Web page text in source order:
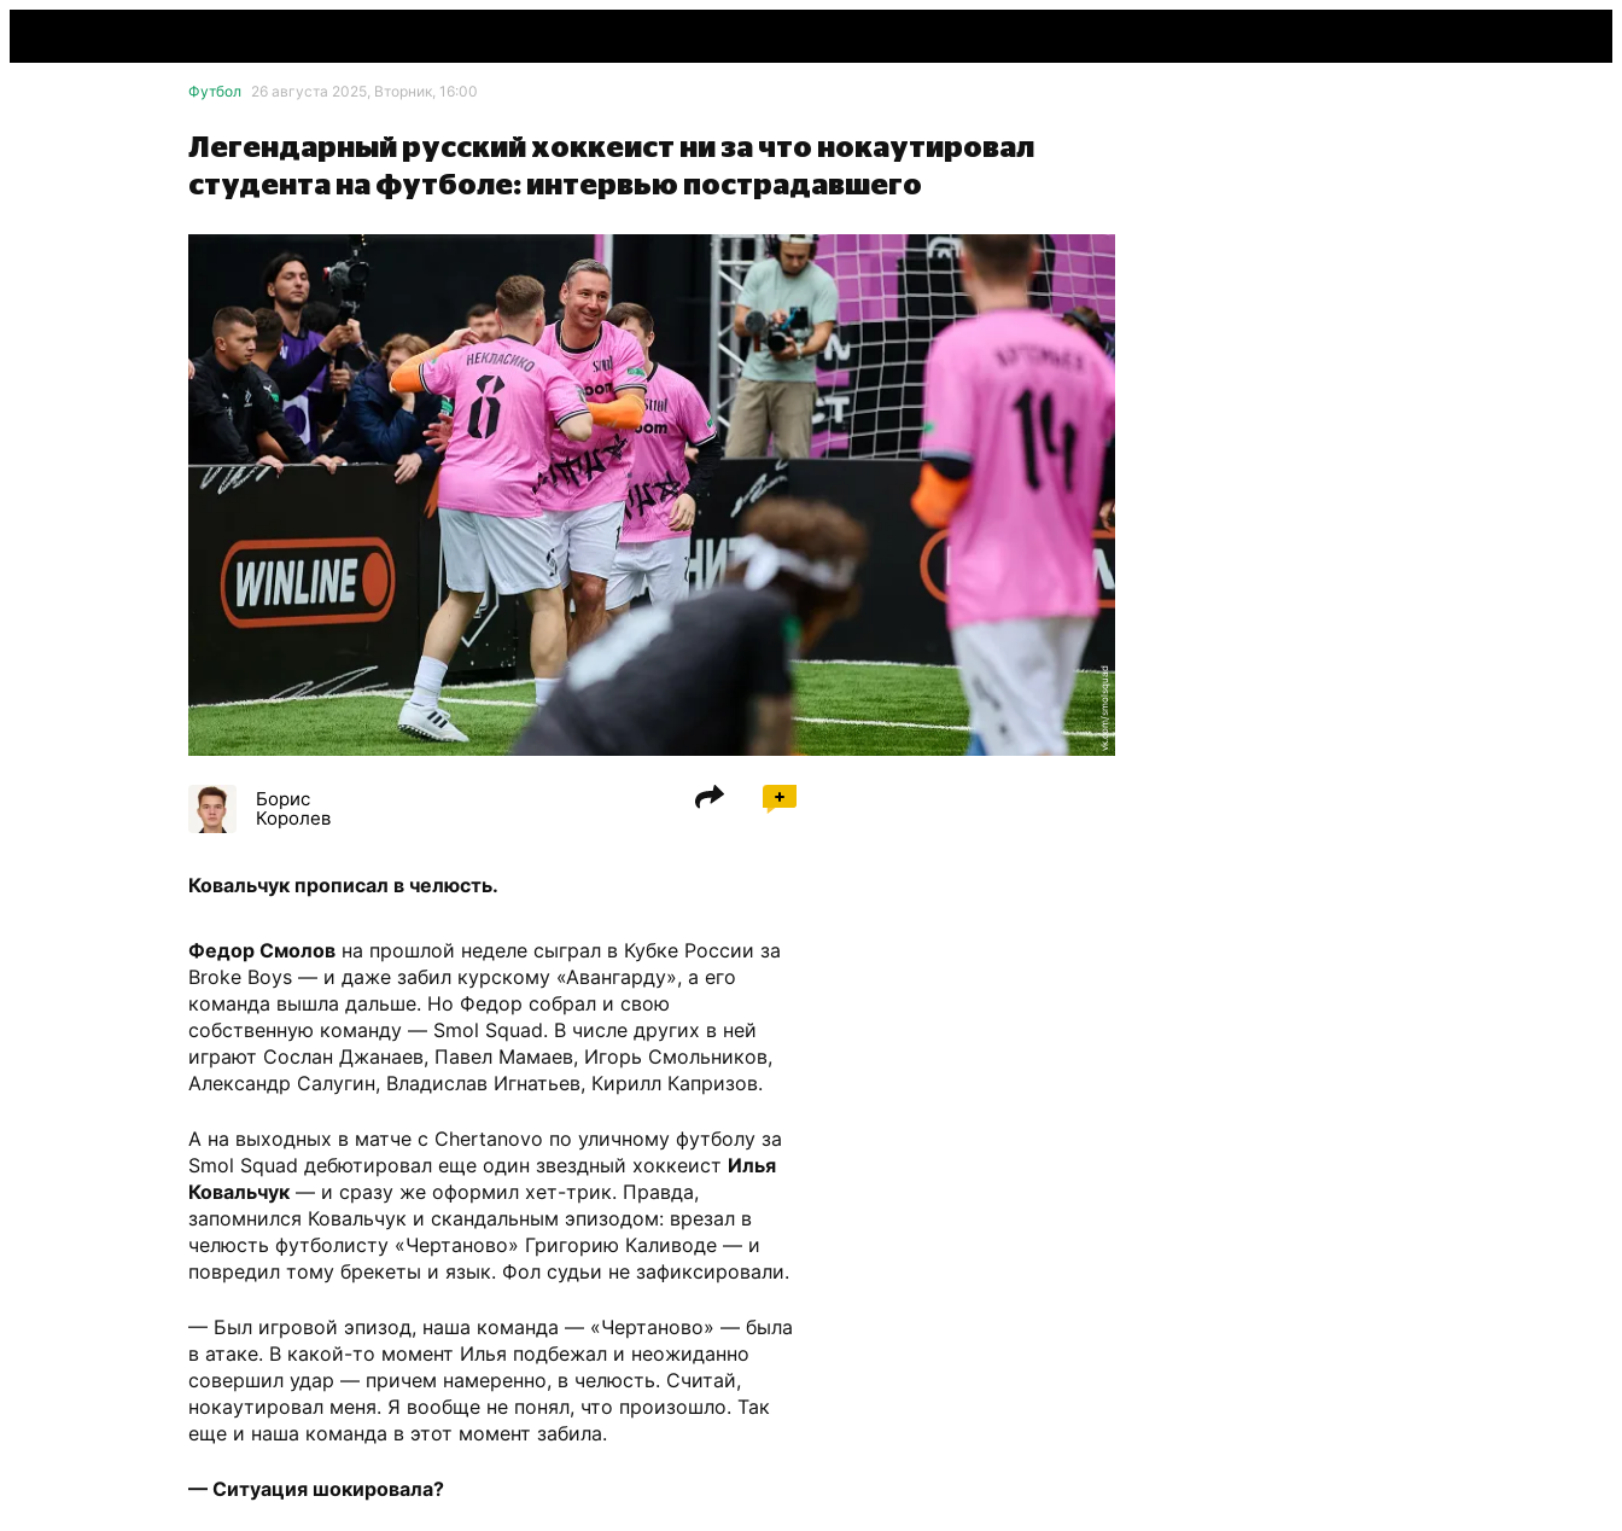
Футбол 26 августа 2025, Вторник, 16:00
Легендарный русский хоккеист ни за что нокаутировал
студента на футболе: интервью пострадавшего
vk.com/smolsquad
Борис
Королев
Ковальчук прописал в челюсть.
Федор Смолов на прошлой неделе сыграл в Кубке России за
Broke Boys — и даже забил курскому «Авангарду», а его
команда вышла дальше. Но Федор собрал и свою
собственную команду — Smol Squad. В числе других в ней
играют Сослан Джанаев, Павел Мамаев, Игорь Смольников,
Александр Салугин, Владислав Игнатьев, Кирилл Капризов.
А на выходных в матче с Chertanovo по уличному футболу за
Smol Squad дебютировал еще один звездный хоккеист Илья
Ковальчук — и сразу же оформил хет-трик. Правда,
запомнился Ковальчук и скандальным эпизодом: врезал в
челюсть футболисту «Чертаново» Григорию Каливоде — и
повредил тому брекеты и язык. Фол судьи не зафиксировали.
— Был игровой эпизод, наша команда — «Чертаново» — была
в атаке. В какой-то момент Илья подбежал и неожиданно
совершил удар — причем намеренно, в челюсть. Считай,
нокаутировал меня. Я вообще не понял, что произошло. Так
еще и наша команда в этот момент забила.
— Ситуация шокировала?